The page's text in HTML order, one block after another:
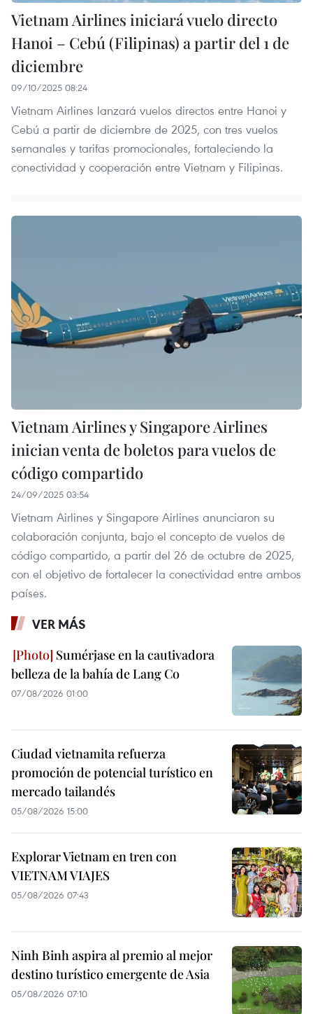
Vietnam Airlines iniciará vuelo directo
Hanoi – Cebú (Filipinas) a partir del 1 de
diciembre
09/10/2025 08:24
Vietnam Airlines lanzará vuelos directos entre Hanoi y
Cebú a partir de diciembre de 2025, con tres vuelos
semanales y tarifas promocionales, fortaleciendo la
conectividad y cooperación entre Vietnam y Filipinas.
Vietnam Airlines y Singapore Airlines
inician venta de boletos para vuelos de
código compartido
24/09/2025 03:54
Vietnam Airlines y Singapore Airlines anunciaron su
colaboración conjunta, bajo el concepto de vuelos de
código compartido, a partir del 26 de octubre de 2025,
con el objetivo de fortalecer la conectividad entre ambos
países.
VER MÁS
Sumérjase en la cautivadora
belleza de la bahía de Lang Co
07/08/2026 01:00
Ciudad vietnamita refuerza
promoción de potencial turístico en
mercado tailandés
05/08/2026 15:00
Explorar Vietnam en tren con
VIETNAM VIAJES
05/08/2026 07:43
Ninh Binh aspira al premio al mejor
destino turístico emergente de Asia
05/08/2026 07:10